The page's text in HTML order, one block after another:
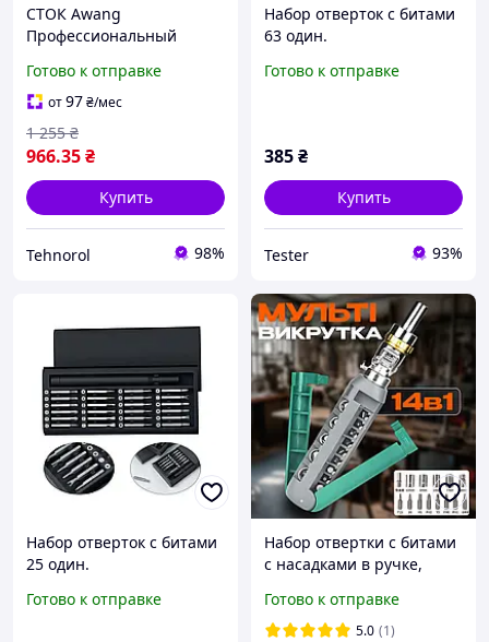
СТОК Awang
Профессиональный
с набором бит - 12
предметов, 1/2 дюйма из
легированной стали S2
Готово к отправке
от97₴/мес
966.35₴
1 255 ₴
Купить
Tehnorol 98%
Набор отверток с битами
63 один.
Готово к отправке
385₴
Купить
Tester 93%
Набор отверток с битами
25 один.
Готово к отправке
Набор отвертки с битами
с насадками в ручке,
отвертка с трещоткой 14
в 1
Готово к отправке
5.0 (1)